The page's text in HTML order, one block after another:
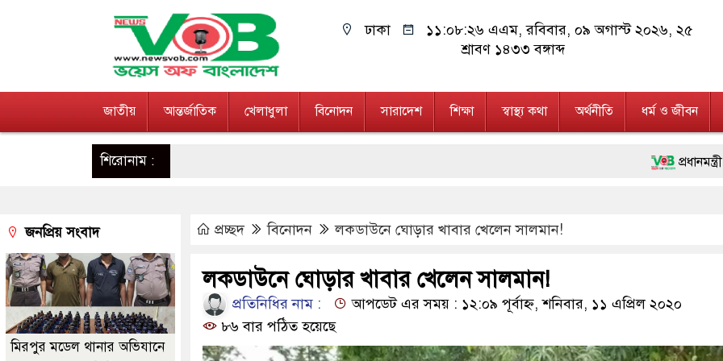
ঢাকা ১১:০৮:২৭ এএম, রবিবার, ০৯ অগাস্ট ২০২৬, ২৫
শ্রাবণ ১৪৩৩ বঙ্গাব্দ
জাতীয় আন্তর্জাতিক খেলাধুলা বিনোদন সারাদেশ শিক্ষা স্বাস্থ্য কথা অর্থনীতি ধর্ম ও জীবন
শিরোনাম : প্রধানমন্ত্রী চট্টগ্রাম ও
ফ্যাসিবাদবিরোধী
মাননীয় প্রধানমন্ত্রী,
জনগণ পরিবর্তন
২৮ লাখ টাকার জাল
প্রচ্ছদ বিনোদন লকডাউনে ঘোড়ার খাবার খেলেন সালমান!
লকডাউনে ঘোড়ার খাবার খেলেন সালমান!
প্রতিনিধির নাম :
আপডেট এর সময় : ১২:০৯ পূর্বাহ্ন, শনিবার, ১১ এপ্রিল ২০২০
৮৬ বার পঠিত হয়েছে
জনপ্রিয় সংবাদ
মিরপুর মডেল থানার অভিযানে